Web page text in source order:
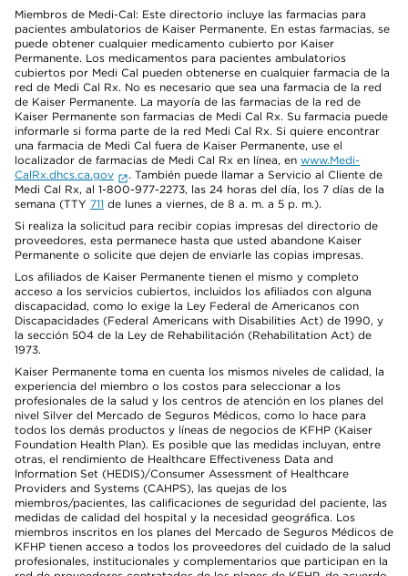
Miembros de Medi-Cal: Este directorio incluye las farmacias para
pacientes ambulatorios de Kaiser Permanente. En estas farmacias, se
puede obtener cualquier medicamento cubierto por Kaiser
Permanente. Los medicamentos para pacientes ambulatorios
cubiertos por Medi Cal pueden obtenerse en cualquier farmacia de la
red de Medi Cal Rx. No es necesario que sea una farmacia de la red
de Kaiser Permanente. La mayoría de las farmacias de la red de
Kaiser Permanente son farmacias de Medi Cal Rx. Su farmacia puede
informarle si forma parte de la red Medi Cal Rx. Si quiere encontrar
una farmacia de Medi Cal fuera de Kaiser Permanente, use el
localizador de farmacias de Medi Cal Rx en línea, en www.Medi-
CalRx.dhcs.ca.gov
. También puede llamar a Servicio al Cliente de
Medi Cal Rx, al 1-800-977-2273, las 24 horas del día, los 7 días de la
semana (TTY 711 de lunes a viernes, de 8 a. m. a 5 p. m.).
Si realiza la solicitud para recibir copias impresas del directorio de
proveedores, esta permanece hasta que usted abandone Kaiser
Permanente o solicite que dejen de enviarle las copias impresas.
Los afiliados de Kaiser Permanente tienen el mismo y completo
acceso a los servicios cubiertos, incluidos los afiliados con alguna
discapacidad, como lo exige la Ley Federal de Americanos con
Discapacidades (Federal Americans with Disabilities Act) de 1990, y
la sección 504 de la Ley de Rehabilitación (Rehabilitation Act) de
1973.
Kaiser Permanente toma en cuenta los mismos niveles de calidad, la
experiencia del miembro o los costos para seleccionar a los
profesionales de la salud y los centros de atención en los planes del
nivel Silver del Mercado de Seguros Médicos, como lo hace para
todos los demás productos y líneas de negocios de KFHP (Kaiser
Foundation Health Plan). Es posible que las medidas incluyan, entre
otras, el rendimiento de Healthcare Effectiveness Data and
Information Set (HEDIS)/Consumer Assessment of Healthcare
Providers and Systems (CAHPS), las quejas de los
miembros/pacientes, las calificaciones de seguridad del paciente, las
medidas de calidad del hospital y la necesidad geográfica. Los
miembros inscritos en los planes del Mercado de Seguros Médicos de
KFHP tienen acceso a todos los proveedores del cuidado de la salud
profesionales, institucionales y complementarios que participan en la